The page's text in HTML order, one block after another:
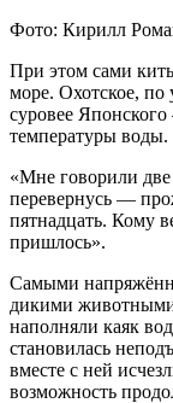
Фото: Кирилл
При этом сами
море. Охотское, по
суровее
температуры воды.
«Мне говорили
перевернусь —
пятнадцать. Кому
пришлось».
Самыми
дикими
наполняли каяк
становилась
вместе с ней
возможность